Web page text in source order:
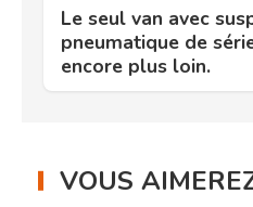
Le seul van avec
pneumatique de
encore plus loin.
VOUS